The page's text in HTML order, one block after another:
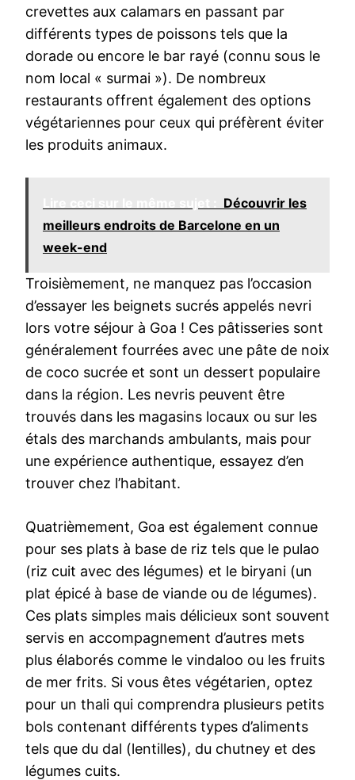
crevettes aux calamars en passant par
différents types de poissons tels que la
dorade ou encore le bar rayé (connu sous le
nom local « surmai »). De nombreux
restaurants offrent également des options
végétariennes pour ceux qui préfèrent éviter
les produits animaux.
Découvrir les
meilleurs endroits de Barcelone en un
week-end
Troisièmement, ne manquez pas l’occasion
d’essayer les beignets sucrés appelés nevri
lors votre séjour à Goa ! Ces pâtisseries sont
généralement fourrées avec une pâte de noix
de coco sucrée et sont un dessert populaire
dans la région. Les nevris peuvent être
trouvés dans les magasins locaux ou sur les
étals des marchands ambulants, mais pour
une expérience authentique, essayez d’en
trouver chez l’habitant.
Quatrièmement, Goa est également connue
pour ses plats à base de riz tels que le pulao
(riz cuit avec des légumes) et le biryani (un
plat épicé à base de viande ou de légumes).
Ces plats simples mais délicieux sont souvent
servis en accompagnement d’autres mets
plus élaborés comme le vindaloo ou les fruits
de mer frits. Si vous êtes végétarien, optez
pour un thali qui comprendra plusieurs petits
bols contenant différents types d’aliments
tels que du dal (lentilles), du chutney et des
légumes cuits.